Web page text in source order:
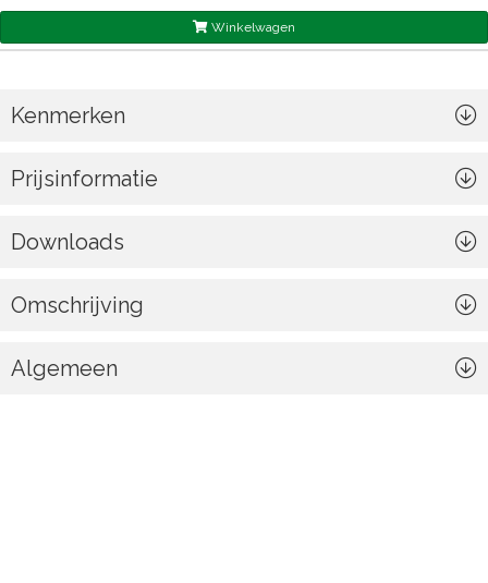
Winkelwagen
Kenmerken
Prijsinformatie
Downloads
Omschrijving
Algemeen